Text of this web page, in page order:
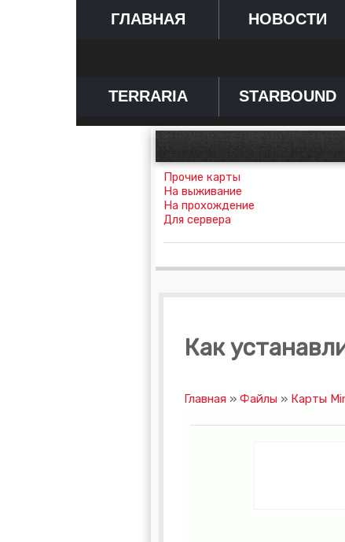
ГЛАВНАЯ НОВОСТИ
TERRARIA STARBOUND
Прочие карты
На выживание
На прохождение
Для сервера
Как
Главная » Файлы » Карты